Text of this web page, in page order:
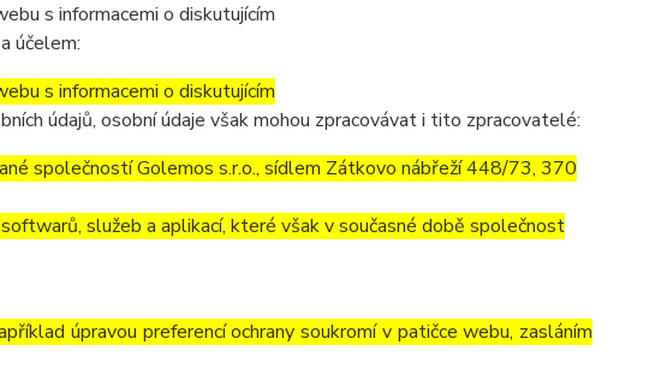
s informacemi o diskutujícím
účelem:
s informacemi o diskutujícím
údajů, osobní údaje však mohou zpracovávat i tito zpracovatelé:
společností Golemos s.r.o., sídlem Zátkovo nábřeží 448/73, 370
služeb a aplikací, které však v současné době společnost
úpravou preferencí ochrany soukromí v patičce webu, zasláním